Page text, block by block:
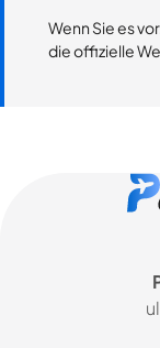
Wenn Sie es
die offizielle